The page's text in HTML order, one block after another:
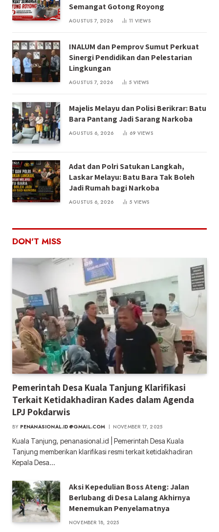
Semangat Gotong Royong
AGUSTUS 7, 2026 11 VIEWS
INALUM dan Pemprov Sumut Perkuat
Sinergi Pendidikan dan Pelestarian
Lingkungan
AGUSTUS 7, 2026 5 VIEWS
Majelis Melayu dan Polisi Berikrar: Batu
Bara Pantang Jadi Sarang Narkoba
AGUSTUS 6, 2026 69 VIEWS
Adat dan Polri Satukan Langkah,
Laskar Melayu: Batu Bara Tak Boleh
Jadi Rumah bagi Narkoba
AGUSTUS 6, 2026 5 VIEWS
DON'T MISS
Pemerintah Desa Kuala Tanjung Klarifikasi
Terkait Ketidakhadiran Kades dalam Agenda
LPJ Pokdarwis
BY PENANASIONAL.ID@GMAIL.COM NOVEMBER 17, 2025
Kuala Tanjung, penanasional.id | Pemerintah Desa Kuala
Tanjung memberikan klarifikasi resmi terkait ketidakhadiran
Kepala Desa…
Aksi Kepedulian Boss Ateng: Jalan
Berlubang di Desa Lalang Akhirnya
Menemukan Penyelamatnya
NOVEMBER 18, 2025